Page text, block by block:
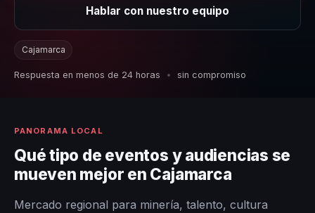
Hablar con nuestro equipo
Cajamarca
Respuesta en menos de 24 horas • sin compromiso
PANORAMA LOCAL
Qué tipo de eventos y audiencias se
mueven mejor en Cajamarca
Mercado regional para minería, talento, cultura